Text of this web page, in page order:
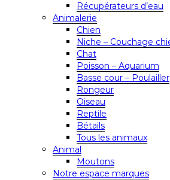
Récupérateurs d’eau
Animalerie
Chien
Niche – Couchage
Chat
Poisson – Aquarium
Basse cour – Poulailler
Rongeur
Oiseau
Reptile
Bétails
Tous les animaux
Animal
Moutons
Notre espace marques